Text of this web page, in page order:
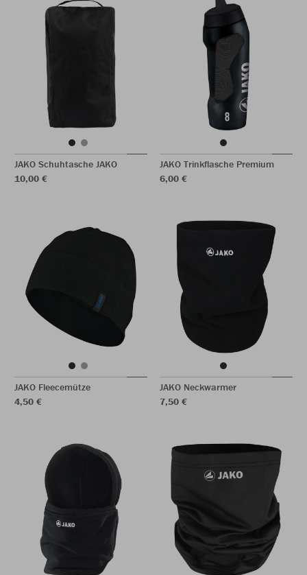
JAKO Schuhtasche JAKO
10,00 €
JAKO Trinkflasche Premium
6,00 €
JAKO Fleecemütze
4,50 €
JAKO Neckwarmer
7,50 €